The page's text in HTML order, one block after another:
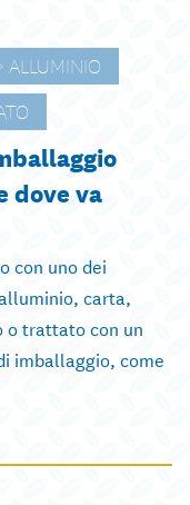
ALLUMINIO
dove va
con uno dei
carta,
o trattato con un
imballaggio, come